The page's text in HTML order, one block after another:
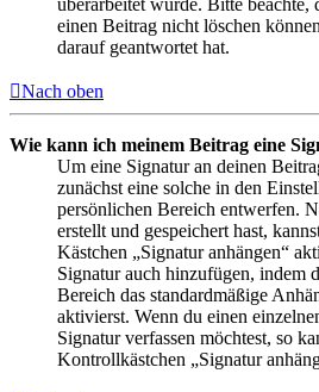
überarbeitet wurde. Bitte beachte,
einen Beitrag nicht löschen
darauf geantwortet hat.
Nach oben
Wie kann ich meinem Beitrag eine
Um eine Signatur an deinen
zunächst eine solche in den
persönlichen Bereich entwerfen.
erstellt und gespeichert hast,
Kästchen „Signatur anhängen“
Signatur auch hinzufügen, indem
Bereich das standardmäßige
aktivierst. Wenn du einen
Signatur verfassen möchtest, so
Kontrollkästchen „Signatur